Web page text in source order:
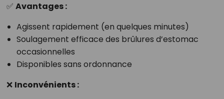
✅ Avantages :
Agissent rapidement (en quelques minutes)
Soulagement efficace des brûlures d’estomac
occasionnelles
Disponibles sans ordonnance
❌ Inconvénients :